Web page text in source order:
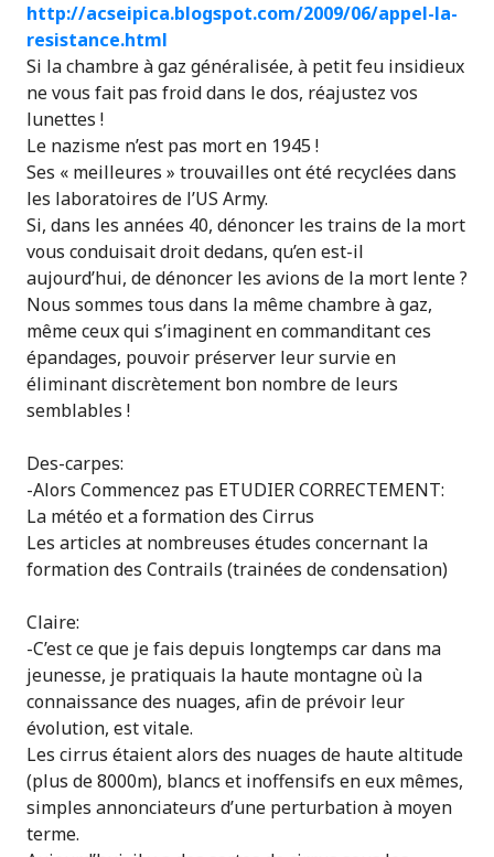
http://acseipica.blogspot.com/2009/06/appel-la-
resistance.html
Si la chambre à gaz généralisée, à petit feu insidieux
ne vous fait pas froid dans le dos, réajustez vos
lunettes !
Le nazisme n’est pas mort en 1945 !
Ses « meilleures » trouvailles ont été recyclées dans
les laboratoires de l’US Army.
Si, dans les années 40, dénoncer les trains de la mort
vous conduisait droit dedans, qu’en est-il
aujourd’hui, de dénoncer les avions de la mort lente ?
Nous sommes tous dans la même chambre à gaz,
même ceux qui s’imaginent en commanditant ces
épandages, pouvoir préserver leur survie en
éliminant discrètement bon nombre de leurs
semblables !
Des-carpes:
-Alors Commencez pas ETUDIER CORRECTEMENT:
La météo et a formation des Cirrus
Les articles at nombreuses études concernant la
formation des Contrails (trainées de condensation)
Claire:
-C’est ce que je fais depuis longtemps car dans ma
jeunesse, je pratiquais la haute montagne où la
connaissance des nuages, afin de prévoir leur
évolution, est vitale.
Les cirrus étaient alors des nuages de haute altitude
(plus de 8000m), blancs et inoffensifs en eux mêmes,
simples annonciateurs d’une perturbation à moyen
terme.